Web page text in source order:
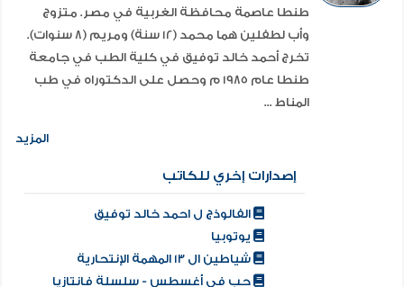
طنطا عاصمة محافظة الغربية في مصر. متزوج
وأب لطفلين هما محمد (12 سنة) ومريم (8 سنوات).
تخرج أحمد خالد توفيق في كلية الطب في جامعة
طنطا عام 1985 م وحصل على الدكتوراه في طب
المناط ...
المزيد
إصدارات إخري للكاتب
الفالوذج ل احمد خالد توفيق
يوتوبيا
شياطين ال 13 المهمة الإنتحارية
حب في أغسطس - سلسلة فانتازيا